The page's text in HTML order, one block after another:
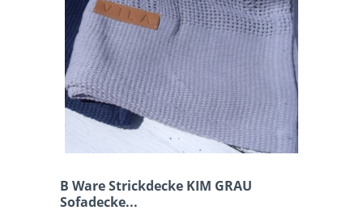
B Ware Strickdecke KIM GRAU
Sofadecke...